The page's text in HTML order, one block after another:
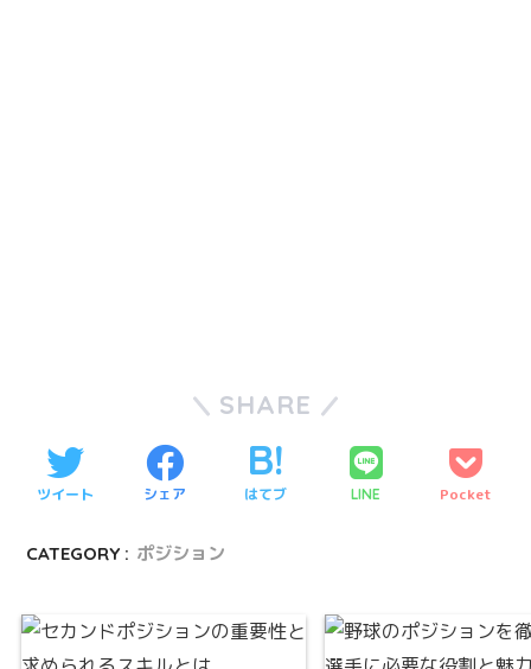
SHARE
ツイート シェア はてブ LINE Pocket
CATEGORY : ポジション